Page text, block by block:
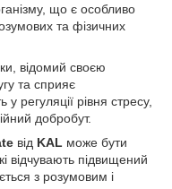
що є особливо
та фізичних
відомий своєю
та сприяє
регуляції рівня стресу,
добробут.
від KAL може бути
відчувають підвищений
з розумовим і